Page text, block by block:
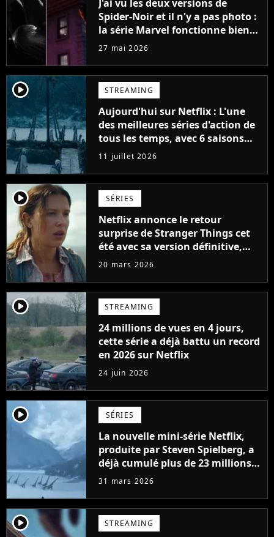
J'ai vu les deux versions de
Spider-Noir et il n'y a pas photo :
la série Marvel fonctionne bien
mieux ainsi...
27 mai 2026
player2 STREAMING
Aujourd'hui sur Netflix : L'une
des meilleures séries d'action de
tous les temps, avec 6 saisons
parfaites
11 juillet 2026
player2 SÉRIES
Netflix annonce le retour
surprise de Stranger Things cet
été avec sa version définitive,
une décision historique
20 mars 2026
player2 STREAMING
24 millions de vues en 4 jours,
cette série a déjà battu un record
en 2026 sur Netflix
24 juin 2026
player2 SÉRIES
La nouvelle mini-série Netflix,
produite par Steven Spielberg, a
déjà cumulé plus de 23 millions
de vues
31 mars 2026
player2 STREAMING